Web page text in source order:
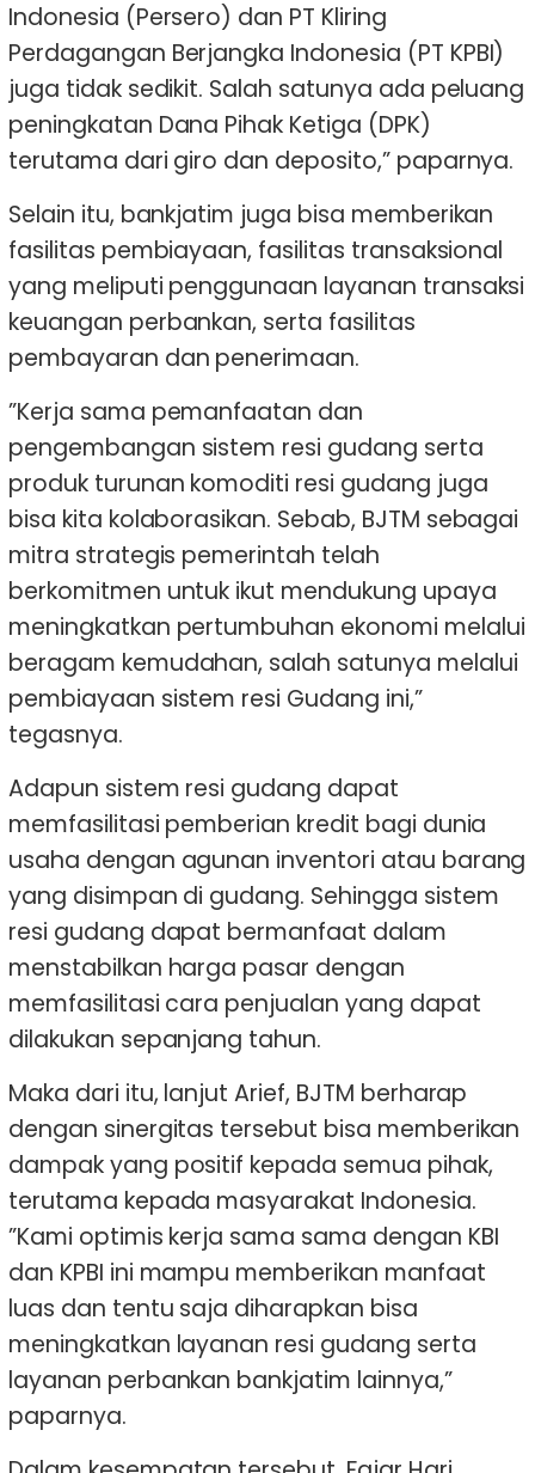
Indonesia (Persero) dan PT Kliring
Perdagangan Berjangka Indonesia (PT KPBI)
juga tidak sedikit. Salah satunya ada peluang
peningkatan Dana Pihak Ketiga (DPK)
terutama dari giro dan deposito,” paparnya.
Selain itu, bankjatim juga bisa memberikan
fasilitas pembiayaan, fasilitas transaksional
yang meliputi penggunaan layanan transaksi
keuangan perbankan, serta fasilitas
pembayaran dan penerimaan.
”Kerja sama pemanfaatan dan
pengembangan sistem resi gudang serta
produk turunan komoditi resi gudang juga
bisa kita kolaborasikan. Sebab, BJTM sebagai
mitra strategis pemerintah telah
berkomitmen untuk ikut mendukung upaya
meningkatkan pertumbuhan ekonomi melalui
beragam kemudahan, salah satunya melalui
pembiayaan sistem resi Gudang ini,”
tegasnya.
Adapun sistem resi gudang dapat
memfasilitasi pemberian kredit bagi dunia
usaha dengan agunan inventori atau barang
yang disimpan di gudang. Sehingga sistem
resi gudang dapat bermanfaat dalam
menstabilkan harga pasar dengan
memfasilitasi cara penjualan yang dapat
dilakukan sepanjang tahun.
Maka dari itu, lanjut Arief, BJTM berharap
dengan sinergitas tersebut bisa memberikan
dampak yang positif kepada semua pihak,
terutama kepada masyarakat Indonesia.
”Kami optimis kerja sama sama dengan KBI
dan KPBI ini mampu memberikan manfaat
luas dan tentu saja diharapkan bisa
meningkatkan layanan resi gudang serta
layanan perbankan bankjatim lainnya,”
paparnya.